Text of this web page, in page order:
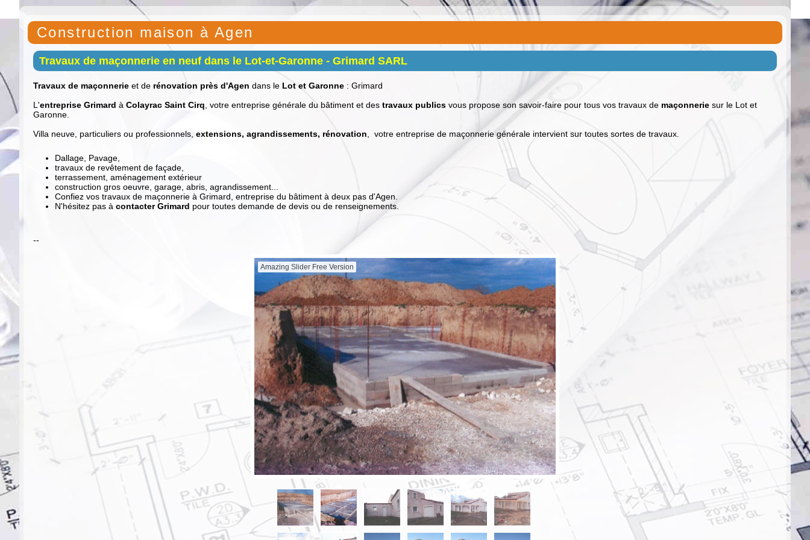
Construction maison à Agen
Travaux de maçonnerie en neuf dans le Lot-et-Garonne - Grimard SARL
Travaux de maçonnerie et de rénovation près d'Agen dans le Lot et Garonne : Grimard
L'entreprise Grimard à Colayrac Saint Cirq , votre entreprise générale du bâtiment et des travaux publics vous propose son savoir-faire pour tous vos travaux de maçonnerie sur le Lot et
Garonne.
Villa neuve, particuliers ou professionnels, extensions, agrandissements, rénovation , votre entreprise de maçonnerie générale intervient sur toutes sortes de travaux.
Dallage, Pavage,
travaux de revêtement de façade,
terrassement, aménagement extérieur
construction gros oeuvre, garage, abris, agrandissement...
Confiez vos travaux de maçonnerie à Grimard, entreprise du bâtiment à deux pas d'Agen.
N'hésitez pas à contacter Grimard pour toutes demande de devis ou de renseignements.
--
Amazing Slider Free Version